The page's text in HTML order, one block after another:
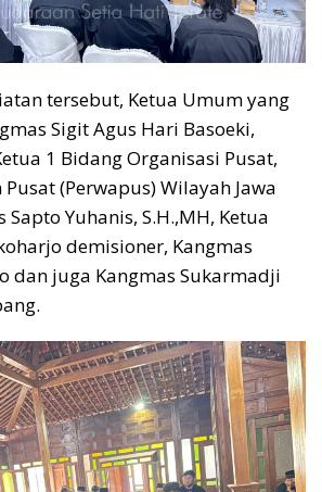
tersebut, Ketua Umum yang
Sigit Agus Hari Basoeki,
1 Bidang Organisasi Pusat,
(Perwapus) Wilayah Jawa
Sapto Yuhanis, S.H.,MH, Ketua
demisioner, Kangmas
dan juga Kangmas Sukarmadji